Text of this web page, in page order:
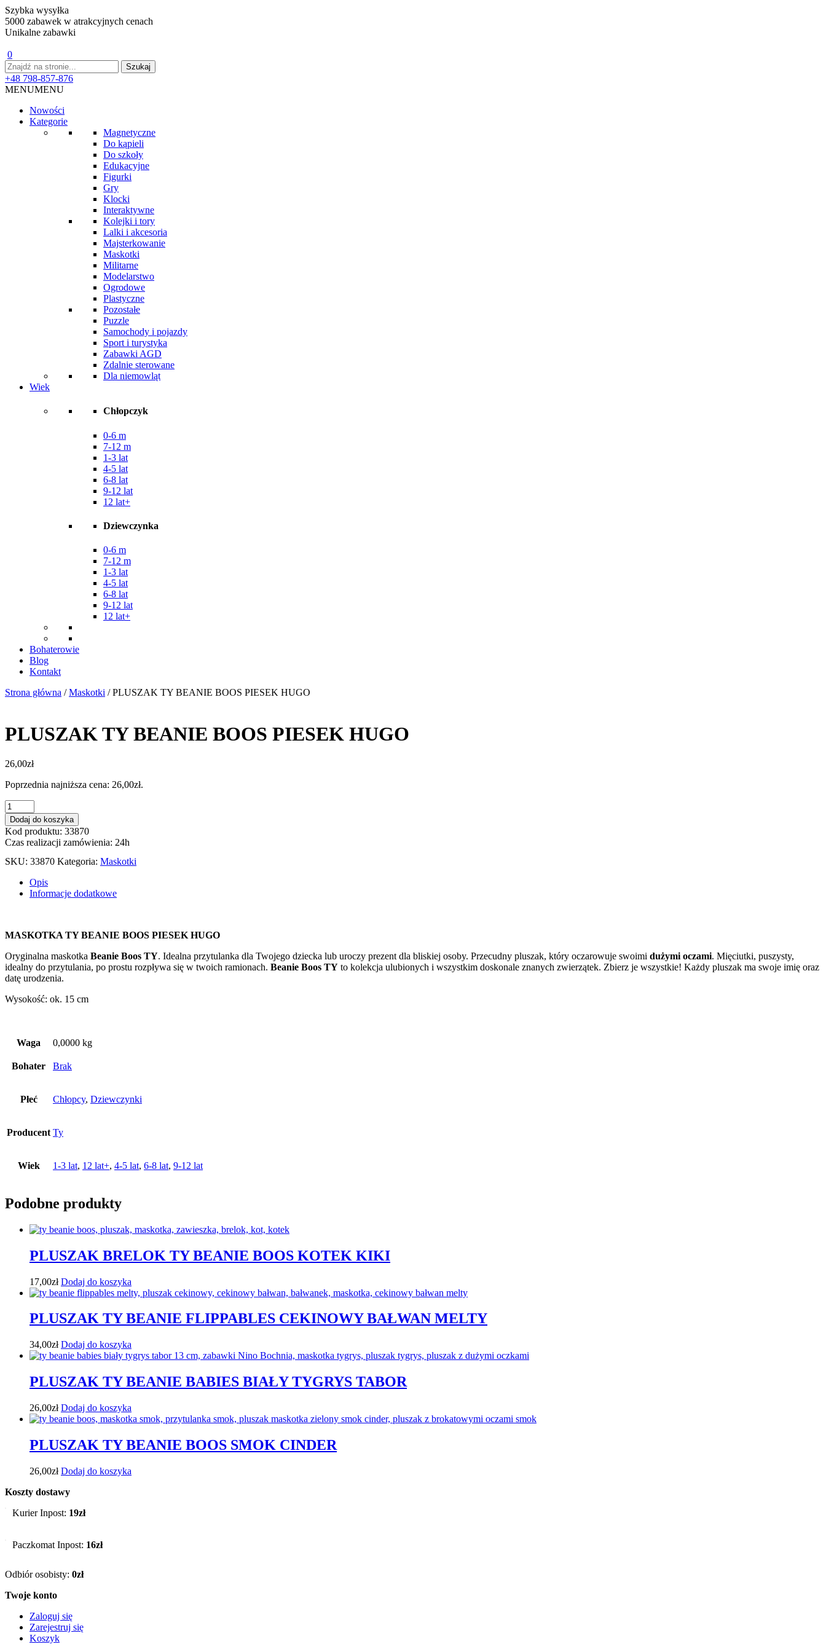
Szybka wysyłka
5000 zabawek w atrakcyjnych cenach
Unikalne zabawki
0
+48 798-857-876
MENUMENU
Nowości
Kategorie
Magnetyczne
Do kąpieli
Do szkoły
Edukacyjne
Figurki
Gry
Klocki
Interaktywne
Kolejki i tory
Lalki i akcesoria
Majsterkowanie
Maskotki
Militarne
Modelarstwo
Ogrodowe
Plastyczne
Pozostałe
Puzzle
Samochody i pojazdy
Sport i turystyka
Zabawki AGD
Zdalnie sterowane
Dla niemowląt
Wiek
Chłopczyk
0-6 m
7-12 m
1-3 lat
4-5 lat
6-8 lat
9-12 lat
12 lat+
Dziewczynka
0-6 m
7-12 m
1-3 lat
4-5 lat
6-8 lat
9-12 lat
12 lat+
Bohaterowie
Blog
Kontakt
Strona główna /Maskotki / PLUSZAK TY BEANIE BOOS PIESEK HUGO
PLUSZAK TY BEANIE BOOS PIESEK HUGO
26,00zł
Poprzednia najniższa cena: 26,00zł.
ilość
PLUSZAK
TY
BEANIE
BOOS
PIESEK
Dodaj do koszyka
Kod produktu: 33870
Czas realizacji zamówienia: 24h
SKU: 33870 Kategoria: Maskotki
Opis
Informacje dodatkowe
MASKOTKA TY BEANIE BOOS PIESEK HUGO
Oryginalna maskotka Beanie Boos TY. Idealna przytulanka dla Twojego dziecka lub uroczy prezent dla bliskiej osoby. Przecudny pluszak, który oczarowuje swoimi dużymi oczami. Mięciutki, puszysty,
idealny do przytulania, po prostu rozpływa się w twoich ramionach. Beanie Boos TY to kolekcja ulubionych i wszystkim doskonale znanych zwierzątek. Zbierz je wszystkie! Każdy pluszak ma swoje imię oraz
datę urodzenia.
Wysokość: ok. 15 cm
Waga 0,0000 kg
Bohater Brak
Płeć Chłopcy, Dziewczynki
Producent Ty
Wiek 1-3 lat, 12 lat+, 4-5 lat, 6-8 lat, 9-12 lat
Podobne produkty
PLUSZAK BRELOK TY BEANIE BOOS KOTEK KIKI
17,00zł Dodaj do koszyka
PLUSZAK TY BEANIE FLIPPABLES CEKINOWY BAŁWAN MELTY
34,00zł Dodaj do koszyka
PLUSZAK TY BEANIE BABIES BIAŁY TYGRYS TABOR
26,00zł Dodaj do koszyka
PLUSZAK TY BEANIE BOOS SMOK CINDER
26,00zł Dodaj do koszyka
Koszty dostawy
Kurier Inpost: 19zł
Paczkomat Inpost: 16zł
Odbiór osobisty: 0zł
Twoje konto
Zaloguj się
Zarejestruj się
Koszyk